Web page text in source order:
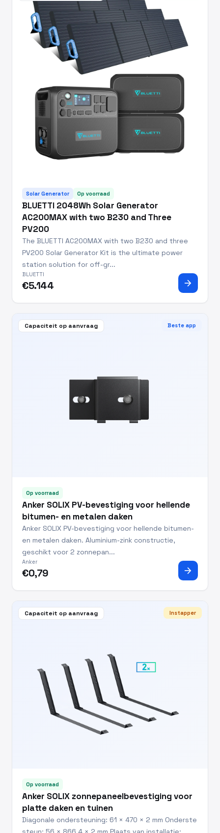
Solar Generator Op voorraad
BLUETTI 2048Wh Solar Generator
AC200MAX with two B230 and Three
PV200
The BLUETTI AC200MAX with two B230 and three
PV200 Solar Generator Kit is the ultimate power
station solution for off-gr...
BLUETTI
€5.144 arrow_forward
Capaciteit op aanvraag Beste app
Op voorraad
Anker SOLIX PV-bevestiging voor hellende
bitumen- en metalen daken
Anker SOLIX PV-bevestiging voor hellende bitumen-
en metalen daken. Aluminium-zink constructie,
geschikt voor 2 zonnepan...
Anker
€0,79 arrow_forward
Capaciteit op aanvraag Instapper
Op voorraad
Anker SOLIX zonnepaneelbevestiging voor
platte daken en tuinen
Diagonale ondersteuning: 61 × 470 × 2 mm Onderste